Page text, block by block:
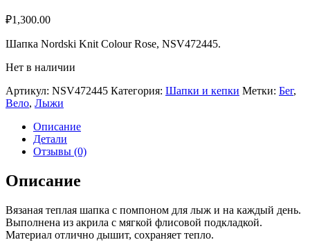
₽1,300.00
Шaпка Nordski Knit Colour Rose, NSV472445.
Нет в наличии
Артикул: NSV472445 Категория: Шапки и кепки Метки: Бег,
Вело, Лыжи
Описание
Детали
Отзывы (0)
Описание
Вязаная теплая шапка с помпоном для лыж и на каждый день.
Выполнена из акрила с мягкой флисовой подкладкой.
Материал отлично дышит, сохраняет тепло.